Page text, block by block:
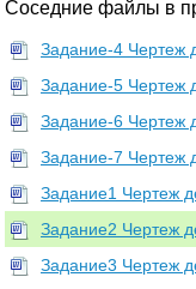
Соседние файлы в
Задание-4 Чертеж
Задание-5 Чертеж
Задание-6 Чертеж
Задание-7 Чертеж
Задание1 Чертеж
Задание2 Чертеж
Задание3 Чертеж